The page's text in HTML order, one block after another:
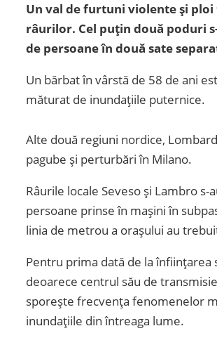
Un val de furtuni violente și
râurilor. Cel puțin două poduri
de persoane în două sate
Un bărbat în vârstă de 58 de ani
măturat de inundațiile puternice.
Alte două regiuni nordice,
pagube și perturbări în Milano.
Râurile locale Seveso și Lambro
persoane prinse în mașini în
linia de metrou a orașului au
Pentru prima dată de la înființarea
deoarece centrul său de
sporește frecvența fenomenelor
inundațiile din întreaga lume.